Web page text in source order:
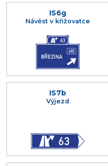
IS6g
Návěst v křižovatce
IS7b
Výjezd